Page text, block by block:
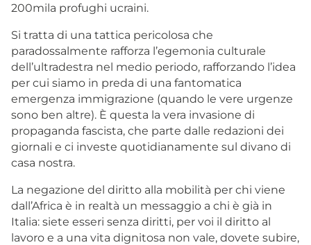
200mila profughi ucraini.
Si tratta di una tattica pericolosa che
paradossalmente rafforza l’egemonia culturale
dell’ultradestra nel medio periodo, rafforzando l’idea
per cui siamo in preda di una fantomatica
emergenza immigrazione (quando le vere urgenze
sono ben altre). È questa la vera invasione di
propaganda fascista, che parte dalle redazioni dei
giornali e ci investe quotidianamente sul divano di
casa nostra.
La negazione del diritto alla mobilità per chi viene
dall’Africa è in realtà un messaggio a chi è già in
Italia: siete esseri senza diritti, per voi il diritto al
lavoro e a una vita dignitosa non vale, dovete subire,